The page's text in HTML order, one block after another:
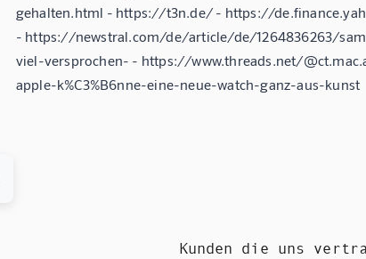
gehalten.html - https://t3n.de/ - https://
- https://newstral.com/de/article/de/1264836263/
viel-versprochen- - https://www.threads.net/
apple-k%C3%B6nne-eine-neue-watch-ganz-aus-kunst
Kunden die uns